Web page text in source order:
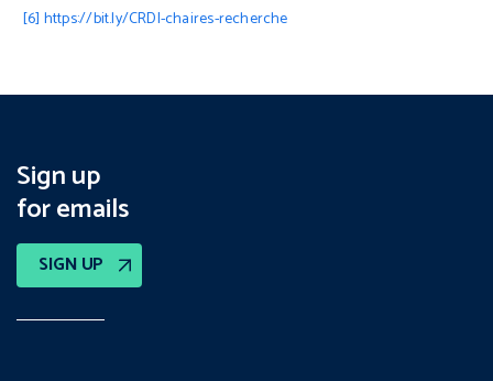
[6] https://bit.ly/CRDI-chaires-recherche
Sign up
for emails
SIGN UP